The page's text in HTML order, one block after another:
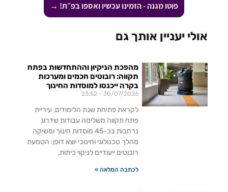
פוטו מגנה - הזמינו עכשיו ואספו בפ״ת! →
אולי יעניין אותך גם
מהפכת הניקיון וההתחדשות בפתח
תקווה: רובוטים חכמים ומערכות
בקרה ייכנסו למוסדות החינוך
30/07/2026
לקראת פתיחת שנת הלימודים, עיריית
פתח תקווה משלימה עבודות שדרוג
נרחבות בכ-45 מוסדות חינוך ומשיקה
מהלך טכנולוגי וחינוכי יוצא דופן: הטמעת
רובוטים ייעודיים לניקוי כיתות,
לכתבה המלאה »